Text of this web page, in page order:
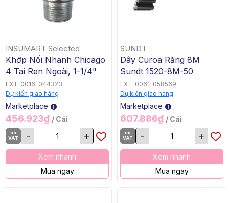
INSUMART Selected
Khớp Nối Nhanh Chicago
4 Tai Ren Ngoài, 1-1/4"
EXT-0016-044323
Dự kiến giao hàng
Marketplace
456.923₫ / Cái
có
VAT
- +
Xem nhanh
Mua ngay
SUNDT
Dây Curoa Răng 8M
Sundt 1520-8M-50
EXT-0061-058569
Dự kiến giao hàng
Marketplace
607.886₫ / Cái
có
VAT
- +
Xem nhanh
Mua ngay